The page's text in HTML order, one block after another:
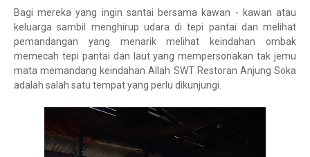
Bagi mereka yang ingin santai bersama kawan - kawan atau
keluarga sambil menghirup udara di tepi pantai dan melihat
pemandangan yang menarik melihat keindahan ombak
memecah tepi pantai dan laut yang mempersonakan tak jemu
mata memandang keindahan Allah SWT Restoran Anjung Soka
adalah salah satu tempat yang perlu dikunjungi.